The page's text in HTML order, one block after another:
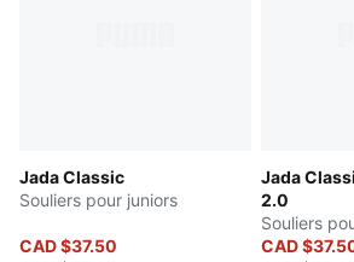
Jada Classic
Souliers pour juniors
CAD $37.50
Jada
2.0
Souliers
CAD